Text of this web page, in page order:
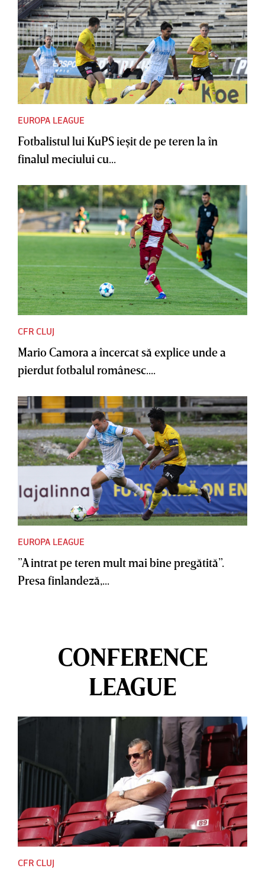
EUROPA LEAGUE
Fotbalistul lui KuPS ieşit de pe teren la în
finalul meciului cu...
CFR CLUJ
Mario Camora a încercat să explice unde a
pierdut fotbalul românesc....
EUROPA LEAGUE
”A intrat pe teren mult mai bine pregătită”.
Presa finlandeză,...
CONFERENCE
LEAGUE
CFR CLUJ